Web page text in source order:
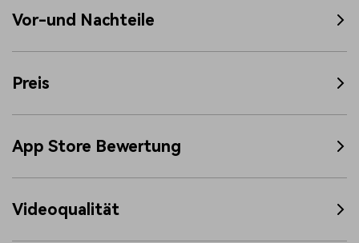
Vor-und Nachteile
Preis
App Store Bewertung
Videoqualität